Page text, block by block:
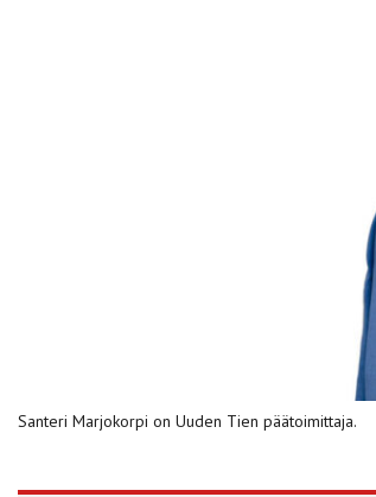
Santeri Marjokorpi on Uuden Tien päätoimittaja.